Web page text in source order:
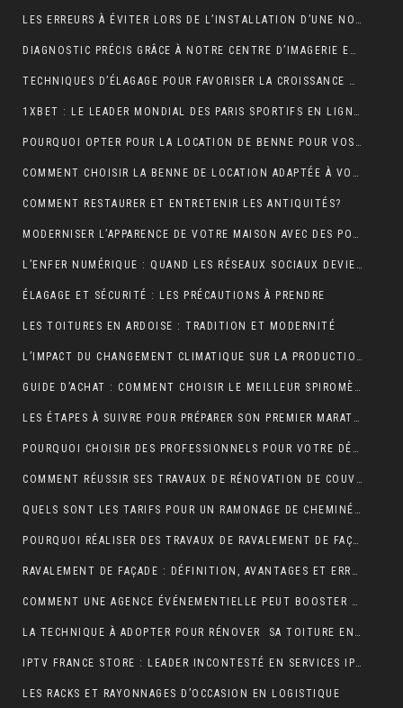
LES ERREURS À ÉVITER LORS DE L’INSTALLATION D’UNE NOUVELLE TOITURE
DIAGNOSTIC PRÉCIS GRÂCE À NOTRE CENTRE D’IMAGERIE ET SCANNER MODERNE
TECHNIQUES D’ÉLAGAGE POUR FAVORISER LA CROISSANCE DES ARBRES
1XBET : LE LEADER MONDIAL DES PARIS SPORTIFS EN LIGNE GRÂCE À UNE PLATEFORME CONVIVIALE ET UNE DIVERSITÉ DE MARCHÉS
POURQUOI OPTER POUR LA LOCATION DE BENNE POUR VOS PROJETS DE CONSTRUCTION?
COMMENT CHOISIR LA BENNE DE LOCATION ADAPTÉE À VOS BESOINS?
COMMENT RESTAURER ET ENTRETENIR LES ANTIQUITÉS?
MODERNISER L’APPARENCE DE VOTRE MAISON AVEC DES PORTES DE GARAGE SECTIONNELLES (ADOPTEZ LES PORTES AMC)
L’ENFER NUMÉRIQUE : QUAND LES RÉSEAUX SOCIAUX DEVIENNENT UN CAUCHEMAR
ÉLAGAGE ET SÉCURITÉ : LES PRÉCAUTIONS À PRENDRE
LES TOITURES EN ARDOISE : TRADITION ET MODERNITÉ
L’IMPACT DU CHANGEMENT CLIMATIQUE SUR LA PRODUCTION DE VANILLE À MADAGASCAR
GUIDE D’ACHAT : COMMENT CHOISIR LE MEILLEUR SPIROMÈTRE POUR VOS BESOINS
LES ÉTAPES À SUIVRE POUR PRÉPARER SON PREMIER MARATHON
POURQUOI CHOISIR DES PROFESSIONNELS POUR VOTRE DÉMÉNAGEMENT CLICHY ?
COMMENT RÉUSSIR SES TRAVAUX DE RÉNOVATION DE COUVERTURE ?
QUELS SONT LES TARIFS POUR UN RAMONAGE DE CHEMINÉE ?
POURQUOI RÉALISER DES TRAVAUX DE RAVALEMENT DE FAÇADE ?
RAVALEMENT DE FAÇADE : DÉFINITION, AVANTAGES ET ERREURS À ÉVITER
COMMENT UNE AGENCE ÉVÉNEMENTIELLE PEUT BOOSTER L’ATTRACTIVITÉ D’UNE DESTINATION TOURISTIQUE ?
LA TECHNIQUE À ADOPTER POUR RÉNOVER SA TOITURE EN TUILES
IPTV FRANCE STORE : LEADER INCONTESTÉ EN SERVICES IPTV DE QUALITÉ SUPÉRIEURE
LES RACKS ET RAYONNAGES D’OCCASION EN LOGISTIQUE